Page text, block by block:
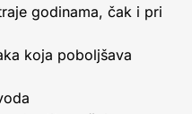
godinama, čak i pri
koja poboljšava